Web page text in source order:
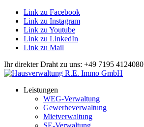
Link zu Facebook
Link zu Instagram
Link zu Youtube
Link zu LinkedIn
Link zu Mail
Ihr direkter Draht zu uns: +49 7195 4124080
Leistungen
WEG-Verwaltung
Gewerbeverwaltung
Mietverwaltung
SE-Verwaltung